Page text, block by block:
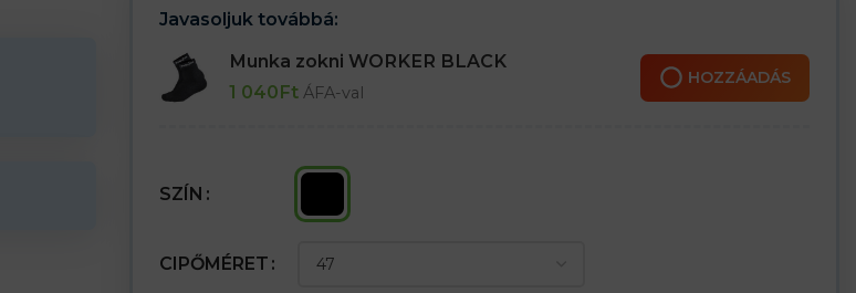
– Saválló:
10% H2SO4, 5% NaOH, mésztej, etanol, növényi olaj, gázolaj, 10% NaCl, a talp emellett ellenáll a 30%
H2SO4, 20% NaOH
Tökéletesek a vegyiparban és a feldolgozóiparban
Javasoljuk továbbá:
Munka zokni WORKER BLACK
1 040Ft ÁFA-val
HOZZÁADÁS
SZÍN
CIPŐMÉRET